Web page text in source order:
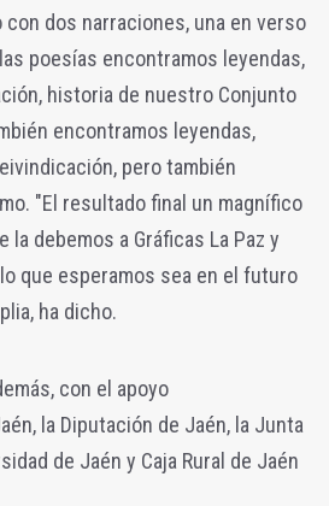
dos narraciones, una en verso
poesías encontramos leyendas,
historia de nuestro Conjunto
encontramos leyendas,
pero también
"El resultado final un magnífico
la debemos a Gráficas La Paz y
que esperamos sea en el futuro
ha dicho.
con el apoyo
la Diputación de Jaén, la Junta
de Jaén y Caja Rural de Jaén